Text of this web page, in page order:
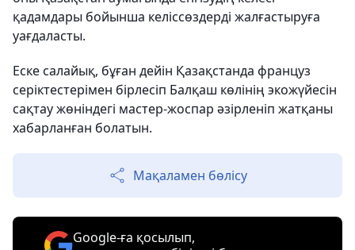
қадамдары бойынша келіссөздерді жалғастыруға
уағдаласты.
Еске салайық, бұған дейін Қазақстанда француз
серіктестерімен бірлесіп Балқаш көлінің экожүйесін
сақтау жөніндегі мастер-жоспар әзірленіп жатқаны
хабарланған болатын.
Мақаламен бөлісу
Google-ға қосылып,